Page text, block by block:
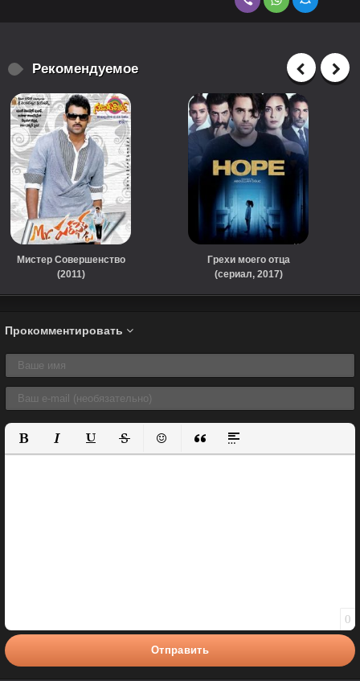
Рекомендуемое
Мистер Совершенство
(2011)
Грехи моего отца
(сериал, 2017)
Прокомментировать
Полужирный
КурсивПодчеркнутый
ЗачеркнутыйВставить смайлик
Вставка цитаты
Вставка спойлера
0
Отправить